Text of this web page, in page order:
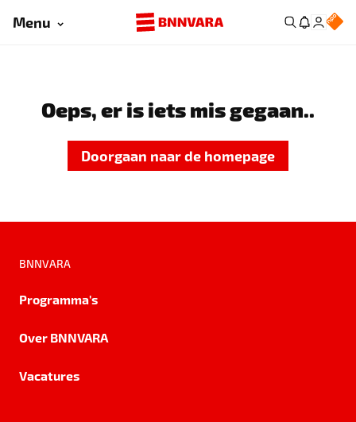
Menu
Oeps, er is iets mis gegaan..
Doorgaan naar de homepage
BNNVARA
Programma's
Over BNNVARA
Vacatures